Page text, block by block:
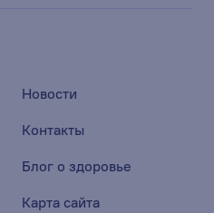
Новости
Контакты
Блог о здоровье
Карта сайта